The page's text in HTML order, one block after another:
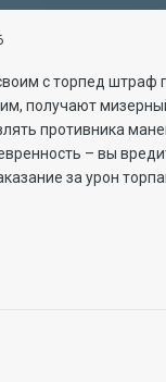
с торпед штраф
получают
противника
– вы
за урон